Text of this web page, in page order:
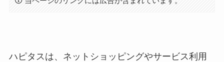
ハピタスは、ネットショッピングやサービス利用